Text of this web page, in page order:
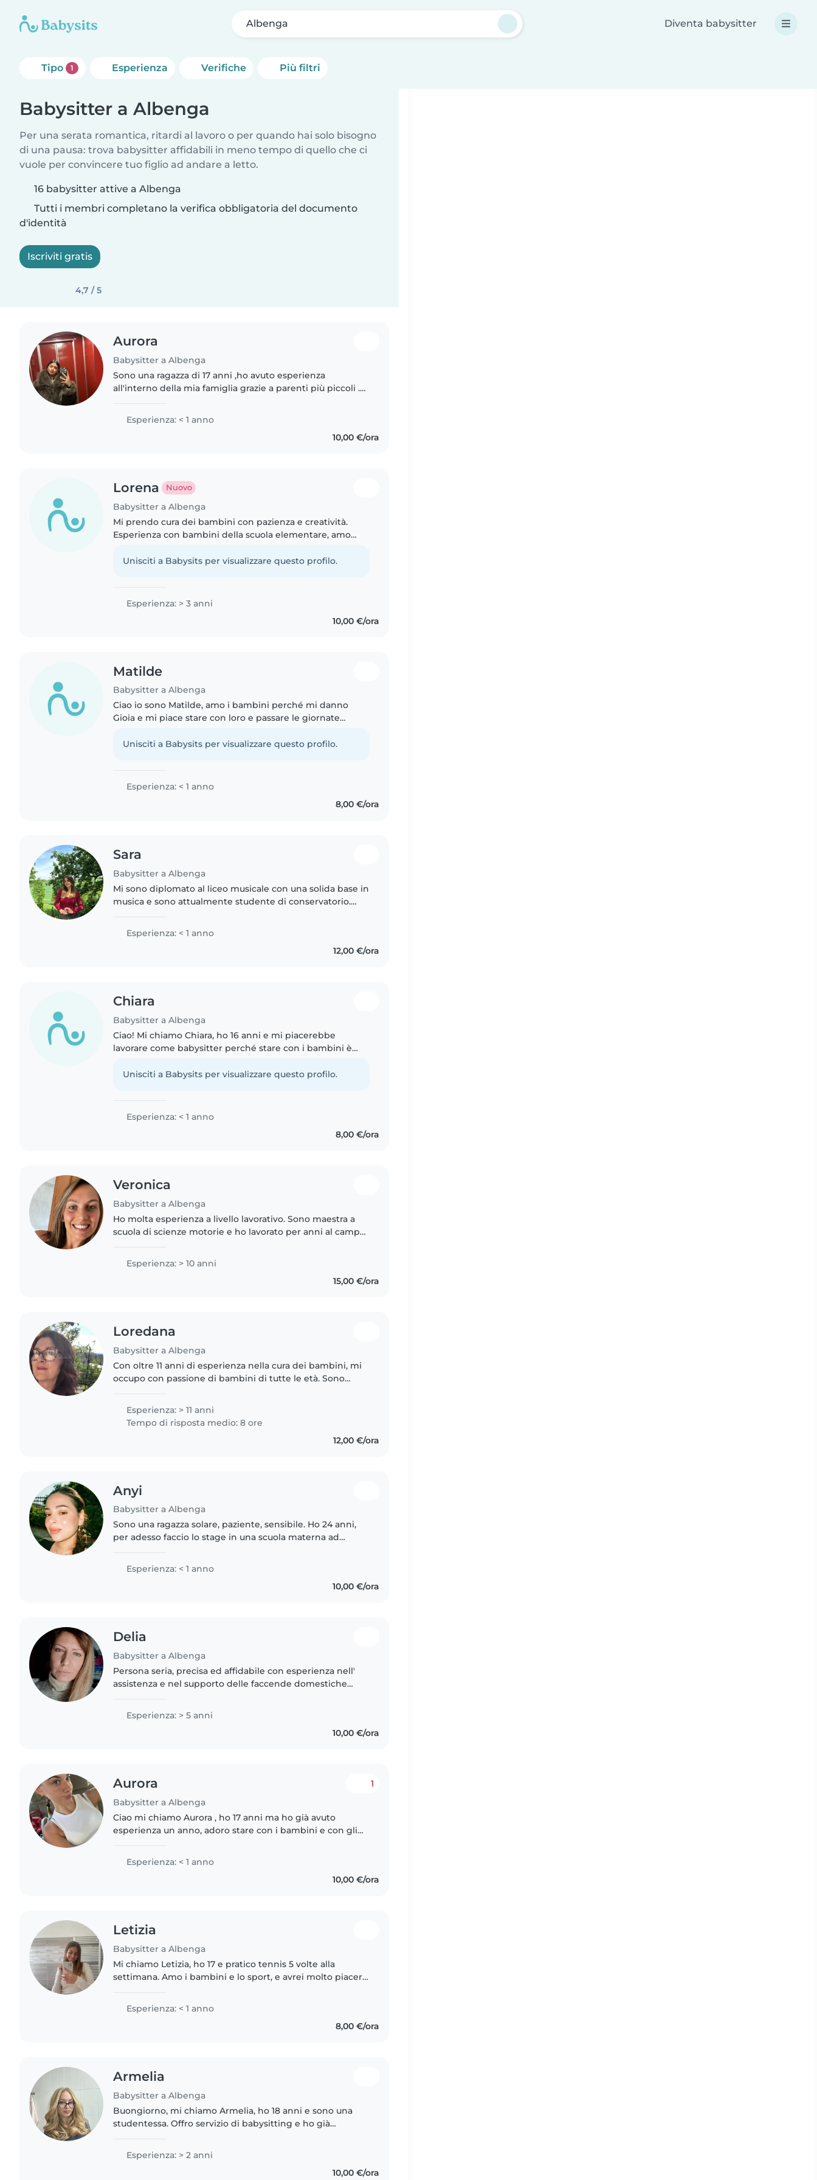
Albenga Diventa babysitter
Tipo 1 Esperienza Verifiche Più filtri
Babysitter a Albenga
Per una serata romantica, ritardi al lavoro o per quando hai solo bisogno
di una pausa: trova babysitter affidabili in meno tempo di quello che ci
vuole per convincere tuo figlio ad andare a letto.
16 babysitter attive a Albenga
Tutti i membri completano la verifica obbligatoria del documento
d'identità
Iscriviti gratis
4,7 / 5
Aurora
Babysitter a Albenga
Sono una ragazza di 17 anni ,ho avuto esperienza
all'interno della mia famiglia grazie a parenti più piccoli .
babysitter con queste..
Esperienza: < 1 anno
10,00 €/ora
Lorena Nuovo
Babysitter a Albenga
Mi prendo cura dei bambini con pazienza e creatività.
Esperienza con bambini della scuola elementare, amo
Unisciti a Babysits per visualizzare questo profilo.
Esperienza: > 3 anni
10,00 €/ora
Matilde
Babysitter a Albenga
Ciao io sono Matilde, amo i bambini perché mi danno
Gioia e mi piace stare con loro e passare le giornate
biscotti. Sono una ragazza..
Unisciti a Babysits per visualizzare questo profilo.
Esperienza: < 1 anno
8,00 €/ora
Sara
Babysitter a Albenga
Mi sono diplomato al liceo musicale con una solida base in
musica e sono attualmente studente di conservatorio.
responsabile, amichevole..
Esperienza: < 1 anno
12,00 €/ora
Chiara
Babysitter a Albenga
Ciao! Mi chiamo Chiara, ho 16 anni e mi piacerebbe
lavorare come babysitter perché stare con i bambini è
sveglia, paziente, solare..
Unisciti a Babysits per visualizzare questo profilo.
Esperienza: < 1 anno
8,00 €/ora
Veronica
Babysitter a Albenga
Ho molta esperienza a livello lavorativo. Sono maestra a
scuola di scienze motorie e ho lavorato per anni al campo
Esperienza: > 10 anni
15,00 €/ora
Loredana
Babysitter a Albenga
Con oltre 11 anni di esperienza nella cura dei bambini, mi
occupo con passione di bambini di tutte le età. Sono
Esperienza: > 11 anni
Tempo di risposta medio: 8 ore
12,00 €/ora
Anyi
Babysitter a Albenga
Sono una ragazza solare, paziente, sensibile. Ho 24 anni,
per adesso faccio lo stage in una scuola materna ad
questo lavoro..
Esperienza: < 1 anno
10,00 €/ora
Delia
Babysitter a Albenga
Persona seria, precisa ed affidabile con esperienza nell'
assistenza e nel supporto delle faccende domestiche
Esperienza: > 5 anni
10,00 €/ora
Aurora
Babysitter a Albenga
1
Ciao mi chiamo Aurora , ho 17 anni ma ho già avuto
esperienza un anno, adoro stare con i bambini e con gli
e disponibile..
Esperienza: < 1 anno
10,00 €/ora
Letizia
Babysitter a Albenga
Mi chiamo Letizia, ho 17 e pratico tennis 5 volte alla
settimana. Amo i bambini e lo sport, e avrei molto piacere
molto divertente,..
Esperienza: < 1 anno
8,00 €/ora
Armelia
Babysitter a Albenga
Buongiorno, mi chiamo Armelia, ho 18 anni e sono una
studentessa. Offro servizio di babysitting e ho già
Esperienza: > 2 anni
10,00 €/ora